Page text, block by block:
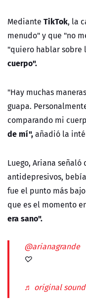
Mediante TikTok, la
menudo" y que "no
"quiero hablar sobre
cuerpo".
"Hay muchas
guapa.
comparando mi
de mí",añadió la
Luego, Ariana
antidepresivos,
fue el punto más
que es el momento
era sano".
@arianagrande
♡
♬ original